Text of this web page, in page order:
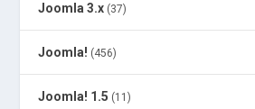
Joomla 3.x (37)
Joomla! (456)
Joomla! 1.5 (11)